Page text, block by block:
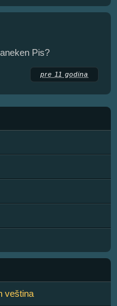
Pis?
pre 11 godina
veština